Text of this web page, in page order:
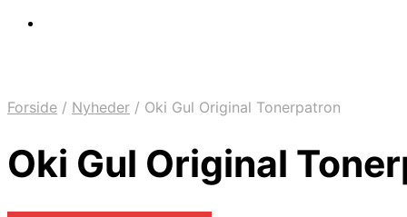
Forside / Nyheder / Oki Gul Original Tonerpatron
Oki Gul Original